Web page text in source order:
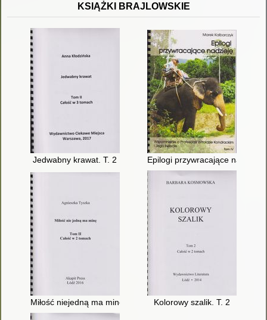
KSIĄŻKI BRAJLOWSKIE
Jedwabny krawat. T. 2 Epilogi przywracające
Miłość niejedną ma minę. T. 2 Kolorowy szalik. T. 2